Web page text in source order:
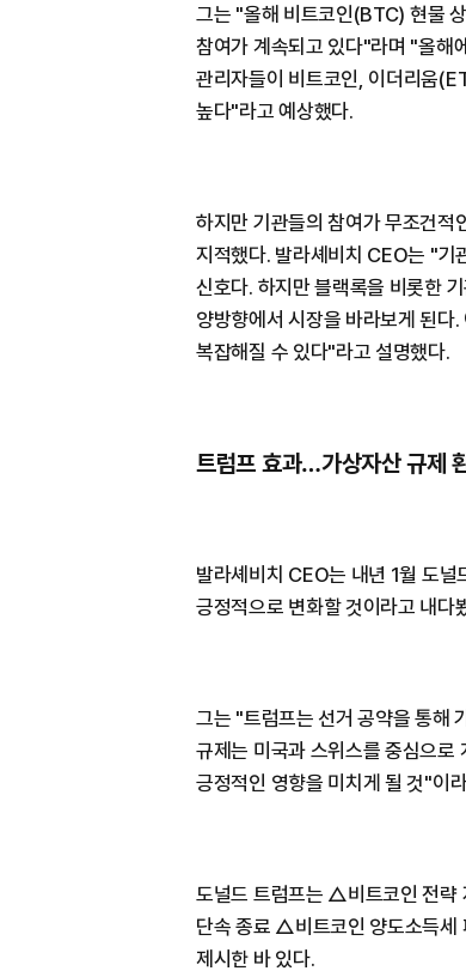
그는 "올해 비트코인(BTC) 현물
참여가 계속되고 있다"라며 "올해
관리자들이 비트코인, 이더리움
높다"라고 예상했다.
하지만 기관들의 참여가 무조건적
지적했다. 발라셰비치 CEO는 "기
신호다. 하지만 블랙록을 비롯한
양방향에서 시장을 바라보게 된다
복잡해질 수 있다"라고 설명했다.
트럼프 효과…가상자산 규제
발라셰비치 CEO는 내년 1월 도널
긍정적으로 변화할 것이라고 내다
그는 "트럼프는 선거 공약을 통해
규제는 미국과 스위스를 중심으로
긍정적인 영향을 미치게 될 것"이
도널드 트럼프는 △비트코인 전
단속 종료 △비트코인 양도소득세
제시한 바 있다.